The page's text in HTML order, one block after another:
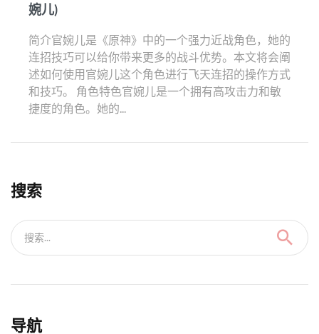
婉儿)
简介官婉儿是《原神》中的一个强力近战角色，她的
连招技巧可以给你带来更多的战斗优势。本文将会阐
述如何使用官婉儿这个角色进行飞天连招的操作方式
和技巧。 角色特色官婉儿是一个拥有高攻击力和敏
捷度的角色。她的...
搜索
搜索...
导航